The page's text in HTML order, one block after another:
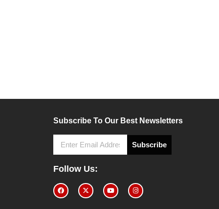
Subscribe To Our Best Newsletters
Subscribe
Follow Us: